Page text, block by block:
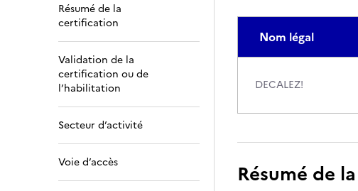
Résumé de la
certification
Validation de la
certification ou de
l’habilitation
Secteur d’activité
Voie d’accès
Nom légal
DECALEZ!
Résumé de